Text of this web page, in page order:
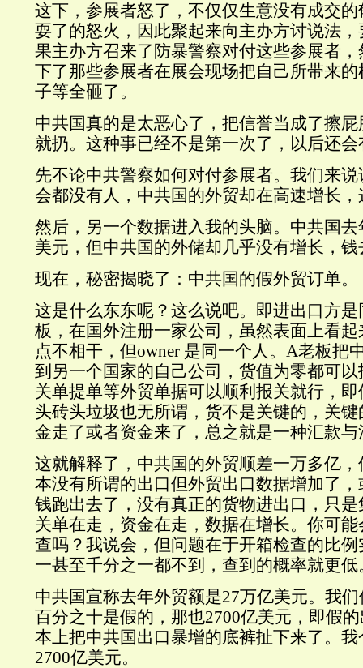
这下，参展者怒了，不仅仅生意没有成交
耍了的怒火，因此聚起来向主办方讨说法
果主办方召来了防暴警察对付这些参展者
下了那些参展者在展会现场把自己所带来
子等全砸了。
中共国真的是太恶心了，把信誉当成了擦
就扔。这种事已经不是第一次了，以后还
先不论中共警察如何对付参展者。我们来
会都没有人，中共国的外贸却在高速增长
然后，另一个数据进入我的头脑。中共国
美元，但中共国的外储却几乎没有增长，
现在，秘密揭晓了：中共国的假外贸订单。
这是什么东东呢？这么说吧。即进出口方
板，在国外注册一家公司，虽然表面上看
点不相干，但owner 是同一个人。A老板把
到另一个国家的自己公司，货值为零都可
关单提单等外贸单据可以顺利报关就行，
头砖头垃圾也无所谓，货不是关键的，关
金走了或者资金来了，总之就是一种汇款与
这就解释了，中共国的外贸顺差一万多亿
本没有所谓的出口但外贸出口数据增加了
钱跑出去了，没有真正的货物进出口，只
关单在走，资金在走，数据在增长。你可
查吗？我说会，但问题在于开箱检查的比
一甚至千分之一都不到，查到的概率就更低
中共国宣称去年外贸额是27万亿美元。我
百分之十是假的，那也2700亿美元，即假
本上把中共国出口暴增的底裤扯下来了。
2700亿美元。